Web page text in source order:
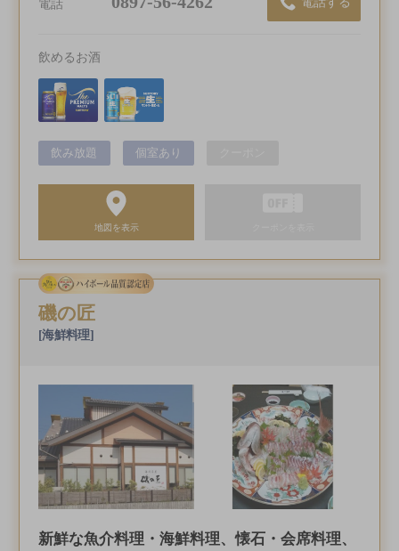
電話
飲めるお酒
飲み放題 個室あり
地図を表示
磯の匠
[海鮮料理]
新鮮な魚介料理・海鮮料理、懐石・会席料理、